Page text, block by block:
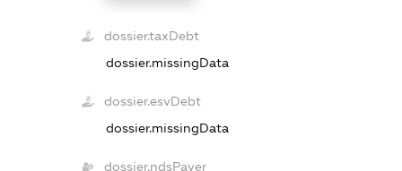
dossier.taxDebt
dossier.missingData
dossier.esvDebt
dossier.missingData
dossier.ndsPayer